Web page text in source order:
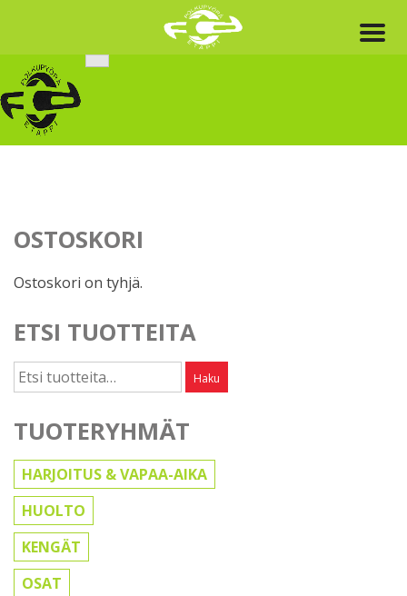
content
OSTOSKORI
Ostoskori on tyhjä.
ETSI TUOTTEITA
Etsi: Haku
TUOTERYHMÄT
HARJOITUS & VAPAA-AIKA
HUOLTO
KENGÄT
OSAT